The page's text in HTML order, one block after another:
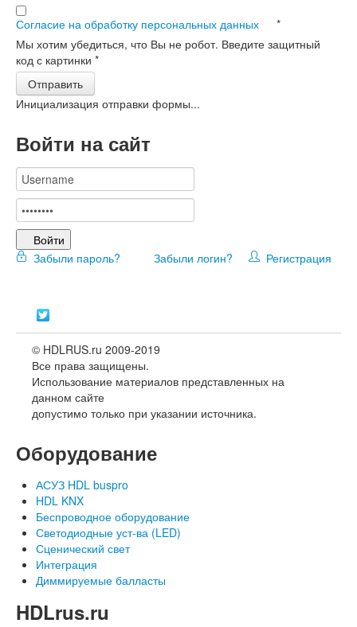
Согласие на обработку персональных данных
*
Мы хотим убедиться, что Вы не робот. Введите защитный
код с картинки *
Отправить
Инициализация отправки формы...
Войти на сайт
Войти
Забыли пароль?
Забыли логин? Регистрация
© HDLRUS.ru 2009-2019
Все права защищены.
Использование материалов представленных на
данном сайте
допустимо только при указании источника.
Оборудование
АСУЗ HDL buspro
HDL KNX
Беспроводное оборудование
Светодиодные уст-ва (LED)
Сценический свет
Интеграция
Диммируемые балласты
HDLrus.ru